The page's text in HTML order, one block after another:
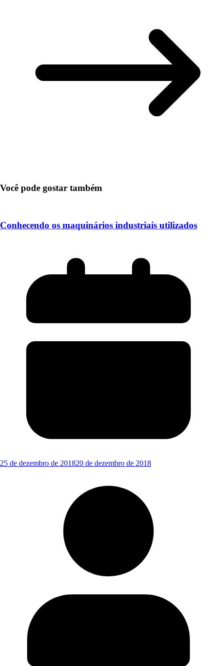
Você pode gostar também
Conhecendo os maquinários industriais utilizados
25 de dezembro de 201820 de dezembro de 2018